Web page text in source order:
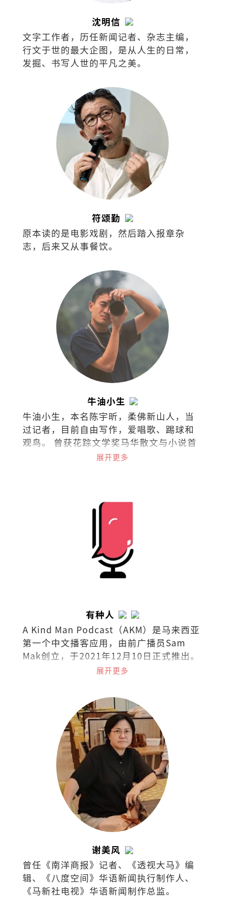
沈明信
文字工作者，历任新闻记者、杂志主编，
行文于世的最大企图，是从人生的日常，
发掘、书写人世的平凡之美。
符颂勤
原本读的是电影戏剧，然后踏入报章杂
志，后来又从事餐饮。
牛油小生
牛油小生，本名陈宇昕，柔佛新山人，当
过记者，目前自由写作，爱唱歌、踢球和
观鸟。 曾获花踪文学奖马华散文与小说首
奖，台湾梁实秋文学奖散文评审奖，着有
忘老头》《那些进化了的，以及⋯⋯》，
曾出版独立小志《SEAL》（共七期），并
展开更多
有种人
A Kind Man Podcast（AKM）是马来西亚
第一个中文播客应用，由前广播员Sam
Mak创立，于2021年12月10日正式推出。
播客涵盖广泛的主题，包括生活方式、旅
展开更多
谢美风
曾任《南洋商报》记者、《透视大马》编
辑、《八度空间》华语新闻执行制作人、
《马新社电视》华语新闻制作总监。